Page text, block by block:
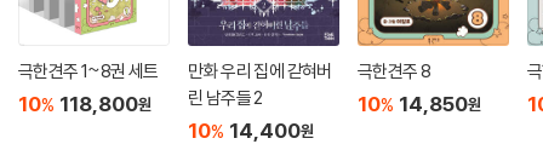
극한견주 1~8권 세트
10% 118,800원
만화 우리 집에 갇혀버
린 남주들 2
10% 14,400원
극한견주 8
10% 14,850원